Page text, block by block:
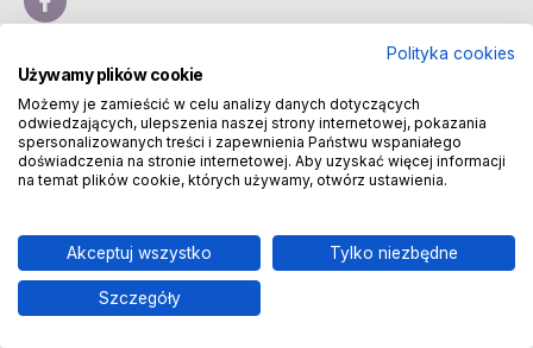
Polityka cookies
Używamy plików cookie
Możemy je zamieścić w celu analizy danych dotyczących
odwiedzających, ulepszenia naszej strony internetowej, pokazania
spersonalizowanych treści i zapewnienia Państwu wspaniałego
doświadczenia na stronie internetowej. Aby uzyskać więcej informacji
na temat plików cookie, których używamy, otwórz ustawienia.
Akceptuj wszystko Tylko niezbędne
Szczegóły